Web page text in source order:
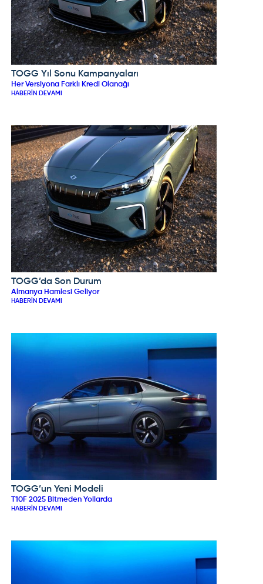
TOGG
TOGG Yıl Sonu Kampanyaları
Her Versiyona Farklı Kredi Olanağı
HABERIN DEVAMI
TOGG
TOGG’da Son Durum
Almanya Hamlesi Geliyor
HABERIN DEVAMI
TOGG
TOGG’un Yeni Modeli
T10F 2025 Bitmeden Yollarda
HABERIN DEVAMI